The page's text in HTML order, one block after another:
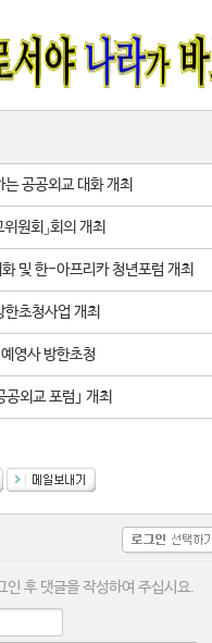
공공외교 대화 개최
원회」회의 개최
및 한-아프리카 청년포럼 개최
초청사업 개최
영사 방한초청
외교 포럼｣ 개최
인 후 댓글을 작성하여 주십시요.